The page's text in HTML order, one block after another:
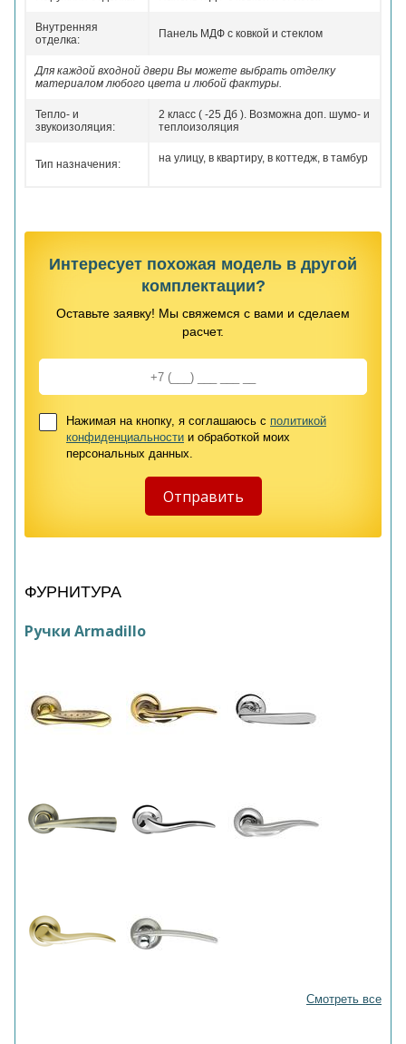
Внутренняя
отделка:
Панель МДФ с ковкой и стеклом
Для каждой входной двери Вы можете выбрать отделку
материалом любого цвета и любой фактуры.
Тепло- и
звукоизоляция:
2 класс ( -25 Дб ). Возможна доп. шумо- и
теплоизоляция
Тип назначения: на улицу, в квартиру, в коттедж, в тамбур
Интересует похожая модель в другой
комплектации?
Оставьте заявку! Мы свяжемся с вами и сделаем
расчет.
Нажимая на кнопку, я соглашаюсь с политикой
конфиденциальности и обработкой моих
персональных данных.
ФУРНИТУРА
Ручки Armadillo
Смотреть все